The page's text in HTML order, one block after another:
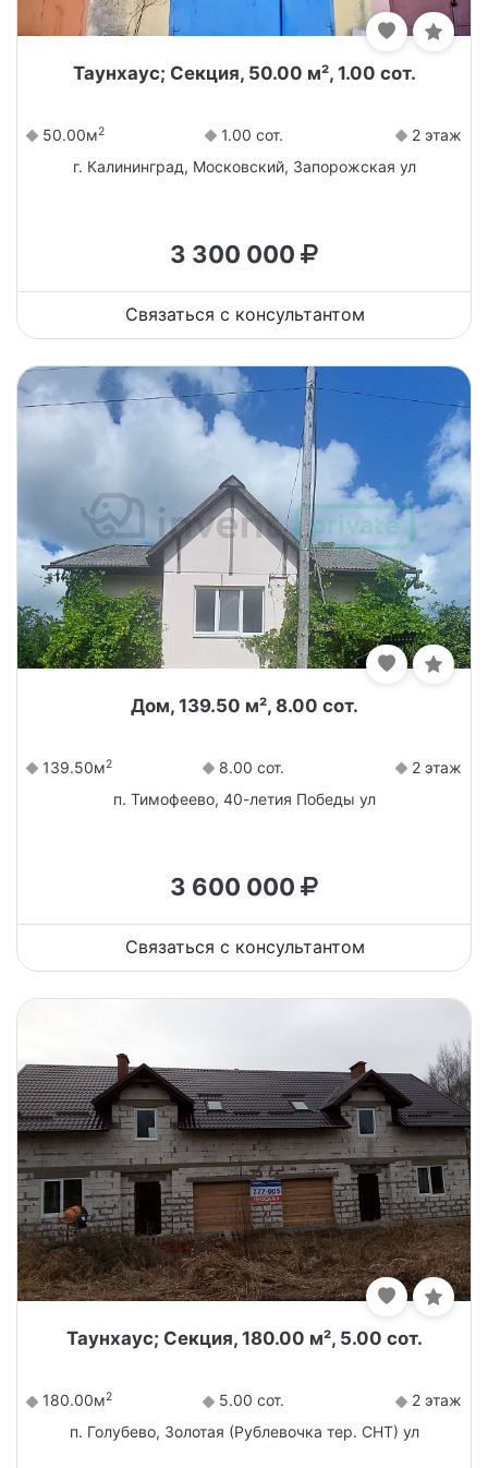
Таунхаус; Секция, 50.00 м², 1.00 сот.
50.00м2 1.00 сот.
2 этаж
г. Калининград, Московский, Запорожская ул
3 300 000
Связаться с консультантом
Дом, 139.50 м², 8.00 сот.
139.50м2 8.00 сот.
2 этаж
п. Тимофеево, 40-летия Победы ул
3 600 000
Связаться с консультантом
Таунхаус; Секция, 180.00 м², 5.00 сот.
180.00м2 5.00 сот.
2 этаж
п. Голубево, Золотая (Рублевочка тер. СНТ) ул